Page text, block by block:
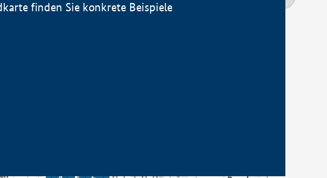
finden Sie konkrete Beispiele